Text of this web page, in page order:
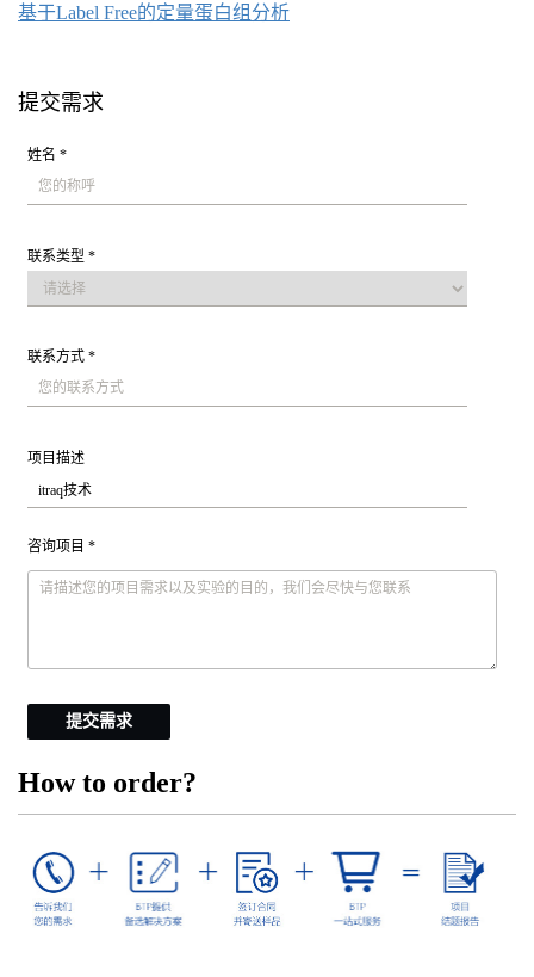
基于Label Free的定量蛋白组分析
提交需求
姓名 *
联系类型 *
联系方式 *
项目描述
咨询项目 *
提交需求
How to order?